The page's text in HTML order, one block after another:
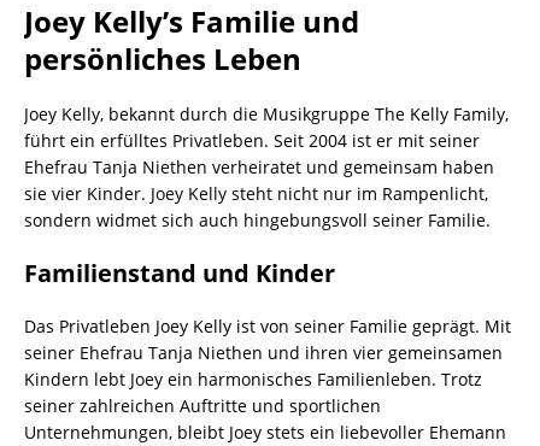
Joey Kelly’s Familie und
persönliches Leben
Joey Kelly, bekannt durch die Musikgruppe The Kelly Family,
führt ein erfülltes Privatleben. Seit 2004 ist er mit seiner
Ehefrau Tanja Niethen verheiratet und gemeinsam haben
sie vier Kinder. Joey Kelly steht nicht nur im Rampenlicht,
sondern widmet sich auch hingebungsvoll seiner Familie.
Familienstand und Kinder
Das Privatleben Joey Kelly ist von seiner Familie geprägt. Mit
seiner Ehefrau Tanja Niethen und ihren vier gemeinsamen
Kindern lebt Joey ein harmonisches Familienleben. Trotz
seiner zahlreichen Auftritte und sportlichen
Unternehmungen, bleibt Joey stets ein liebevoller Ehemann